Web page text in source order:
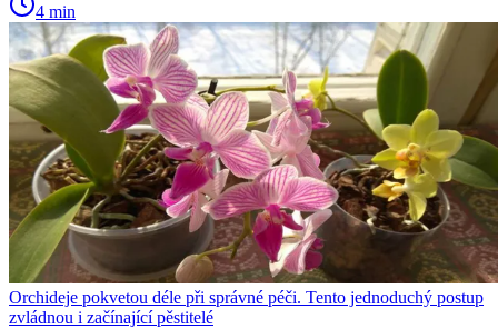
4 min
Orchideje pokvetou déle při správné péči. Tento jednoduchý postup
zvládnou i začínající pěstitelé